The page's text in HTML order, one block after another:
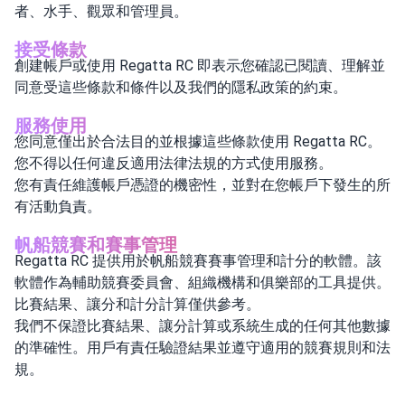
者、水手、觀眾和管理員。
接受條款
創建帳戶或使用 Regatta RC 即表示您確認已閱讀、理解並
同意受這些條款和條件以及我們的隱私政策的約束。
服務使用
您同意僅出於合法目的並根據這些條款使用 Regatta RC。
您不得以任何違反適用法律法規的方式使用服務。
您有責任維護帳戶憑證的機密性，並對在您帳戶下發生的所
有活動負責。
帆船競賽和賽事管理
Regatta RC 提供用於帆船競賽賽事管理和計分的軟體。該
軟體作為輔助競賽委員會、組織機構和俱樂部的工具提供。
比賽結果、讓分和計分計算僅供參考。
我們不保證比賽結果、讓分計算或系統生成的任何其他數據
的準確性。用戶有責任驗證結果並遵守適用的競賽規則和法
規。